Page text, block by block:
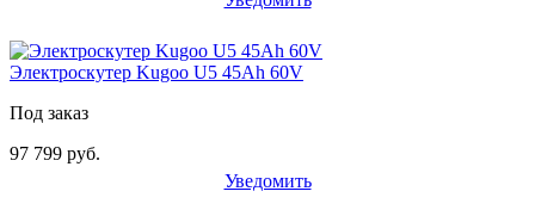
Электроскутер Kugoo U5 45Ah 60V
Под заказ
97 799 руб.
Уведомить